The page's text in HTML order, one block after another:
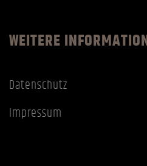
WEITERE INFORMATION
Datenschutz
Impressum